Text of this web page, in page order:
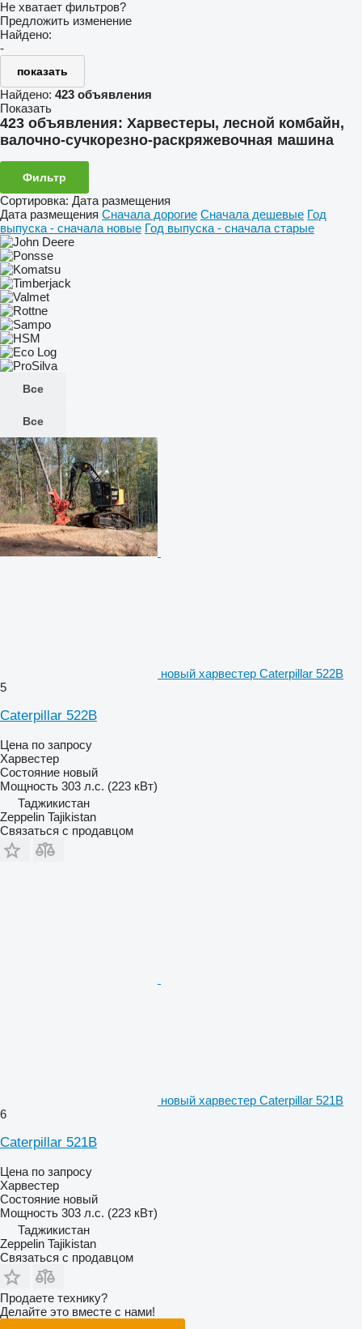
Не хватает фильтров?
Предложить изменение
Найдено:
-
показать
Найдено: 423 объявления
Показать
423 объявления: Харвестеры, лесной комбайн,
валочно-сучкорезно-раскряжевочная машина
Фильтр
Сортировка: Дата размещения
Дата размещения Сначала дорогие Сначала дешевые Год
выпуска - сначала новые Год выпуска - сначала старые
Все
Все
новый харвестер Caterpillar 522B
5
Caterpillar 522B
Цена по запросу
Харвестер
Состояние новый
Мощность 303 л.с. (223 кВт)
Таджикистан
Zeppelin Tajikistan
Связаться с продавцом
новый харвестер Caterpillar 521B
6
Caterpillar 521B
Цена по запросу
Харвестер
Состояние новый
Мощность 303 л.с. (223 кВт)
Таджикистан
Zeppelin Tajikistan
Связаться с продавцом
Продаете технику?
Делайте это вместе с нами!